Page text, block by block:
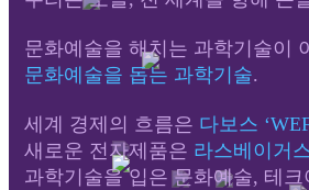
문화예술을 해치는 과학기술이
문화예술을 돕는 과학기술.
세계 경제의 흐름은 다보스
새로운 전자제품은 라스베이거스
과학기술을 입은 문화예술, 테크